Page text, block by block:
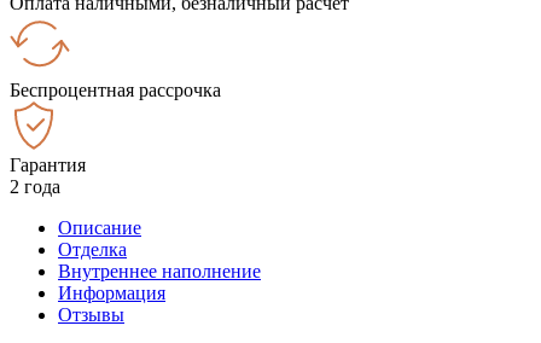
Беспроцентная рассрочка
Гарантия
2 года
Описание
Отделка
Внутреннее наполнение
Информация
Отзывы